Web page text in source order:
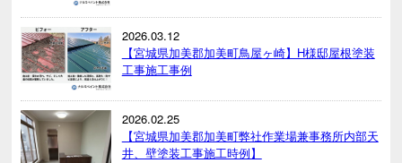
2026.03.12
【宮城県加美郡加美町鳥屋ヶ崎】H様邸屋根塗装
工事施工事例
2026.02.25
【宮城県加美郡加美町弊社作業場兼事務所内部天
井、壁塗装工事施工時例】